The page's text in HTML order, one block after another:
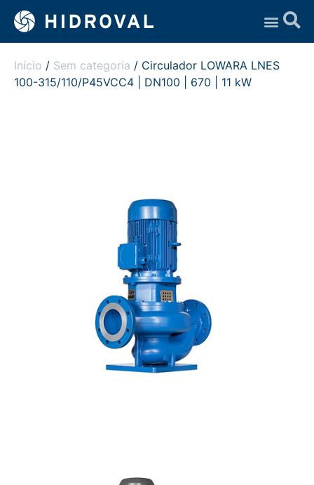
Início / Sem categoria / Circulador LOWARA LNES
100-315/110/P45VCC4 | DN100 | 670 | 11 kW